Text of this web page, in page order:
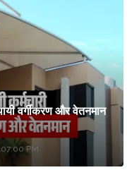
वर्गीकरण और वेतनमान
PM